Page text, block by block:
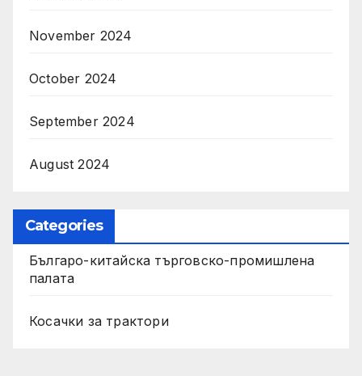
November 2024
October 2024
September 2024
August 2024
Categories
Българо-китайска търговско-промишлена
палата
Косачки за трактори